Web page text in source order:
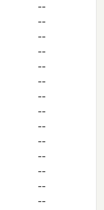
--
--
--
--
--
--
--
--
--
--
--
--
--
--